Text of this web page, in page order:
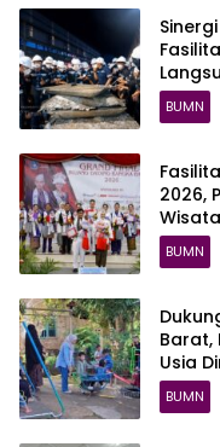
BUMN
2026,
BUMN
Barat,
Usia
Belajar
BUMN